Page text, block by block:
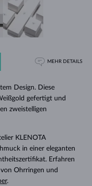
Design. Diese
gefertigt und
zweistelligen
KLENOTA
in einer eleganten
Erfahren
Ohrringen und
.
MEHR DETAILS